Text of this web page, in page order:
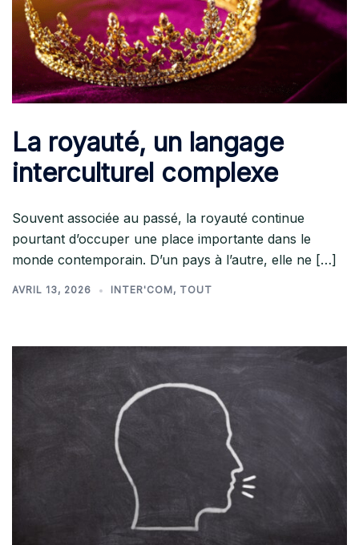
La royauté, un langage
interculturel complexe
Souvent associée au passé, la royauté continue
pourtant d’occuper une place importante dans le
monde contemporain. D’un pays à l’autre, elle ne […]
AVRIL 13, 2026 INTER'COM, TOUT